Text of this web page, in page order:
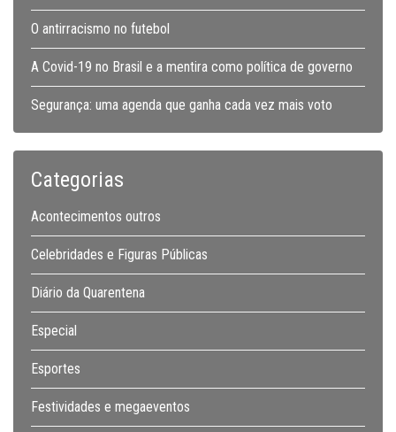
O antirracismo no futebol
A Covid-19 no Brasil e a mentira como política de governo
Segurança: uma agenda que ganha cada vez mais voto
Categorias
Acontecimentos outros
Celebridades e Figuras Públicas
Diário da Quarentena
Especial
Esportes
Festividades e megaeventos